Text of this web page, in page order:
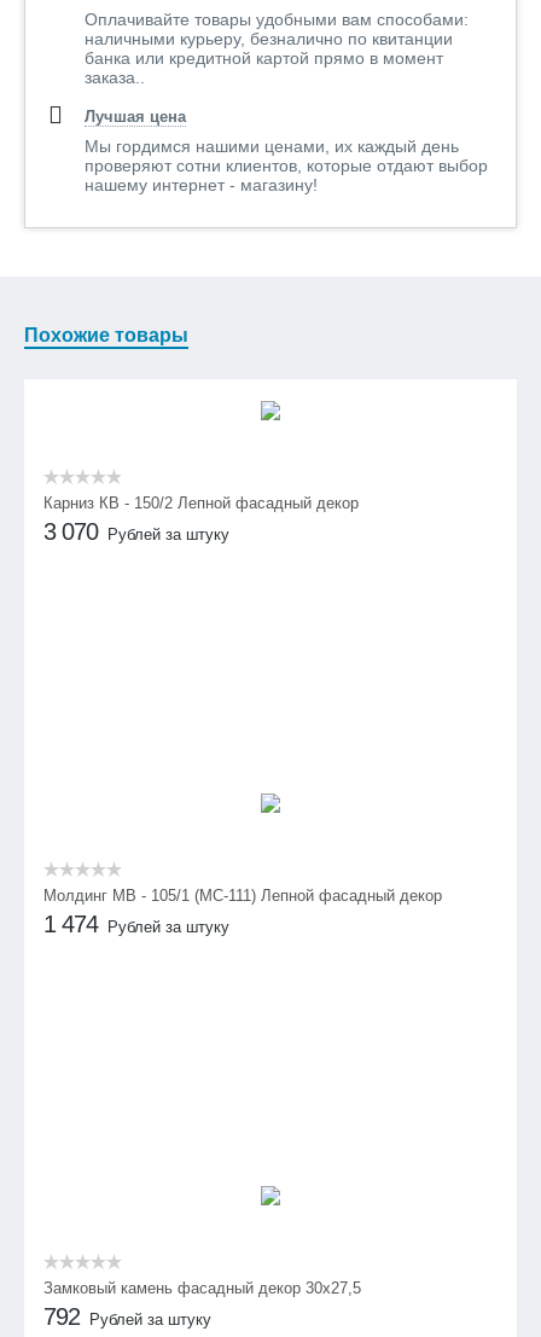
Оплачивайте товары удобными вам способами:
наличными курьеру, безналично по квитанции
банка или кредитной картой прямо в момент
заказа..
Лучшая цена
Мы гордимся нашими ценами, их каждый день
проверяют сотни клиентов, которые отдают выбор
нашему интернет - магазину!
Похожие товары
Карниз КВ - 150/2 Лепной фасадный декор
3 070 Рублей за штуку
Молдинг МВ - 105/1 (МС-111) Лепной фасадный декор
1 474 Рублей за штуку
Замковый камень фасадный декор 30х27,5
792 Рублей за штуку